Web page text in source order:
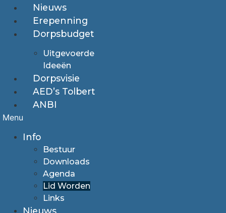
Nieuws
Erepenning
Dorpsbudget
Uitgevoerde
Ideeën
Dorpsvisie
AED’s Tolbert
ANBI
Menu
Info
Bestuur
Downloads
Agenda
Lid Worden
Links
Nieuws